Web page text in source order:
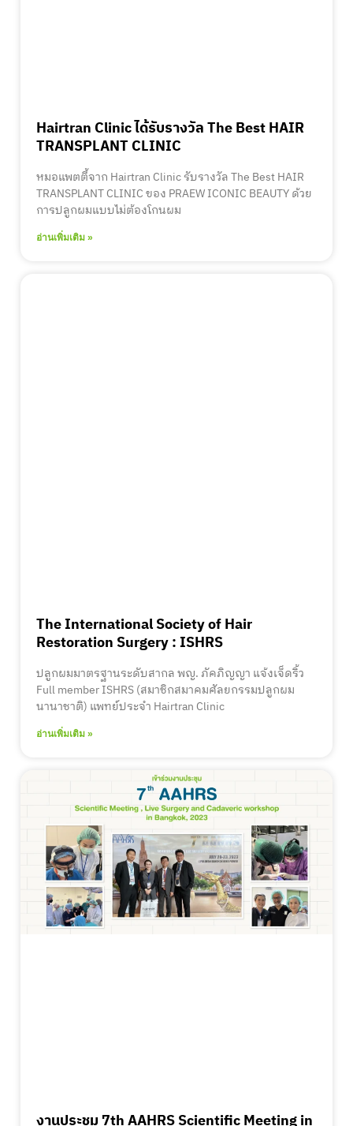
Hairtran Clinic ได้รับรางวัล The Best HAIR
TRANSPLANT CLINIC
หมอแพตตี้จาก Hairtran Clinic รับรางวัล The Best HAIR
TRANSPLANT CLINIC ของ PRAEW ICONIC BEAUTY ด้วย
การปลูกผมแบบไม่ต้องโกนผม
อ่านเพิ่มเติม »
The International Society of Hair
Restoration Surgery : ISHRS
ปลูกผมมาตรฐานระดับสากล พญ. ภัคภิญญา แจ้งเจ็ดริ้ว
Full member ISHRS (สมาชิกสมาคมศัลยกรรมปลูกผม
นานาชาติ) แพทย์ประจำ Hairtran Clinic
อ่านเพิ่มเติม »
งานประชุม 7th AAHRS Scientific Meeting in